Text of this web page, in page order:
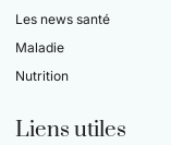
Les news santé
Maladie
Nutrition
Liens utiles